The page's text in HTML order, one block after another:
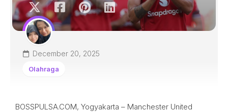
December 20, 2025
Olahraga
BOSSPULSA.COM, Yogyakarta – Manchester United